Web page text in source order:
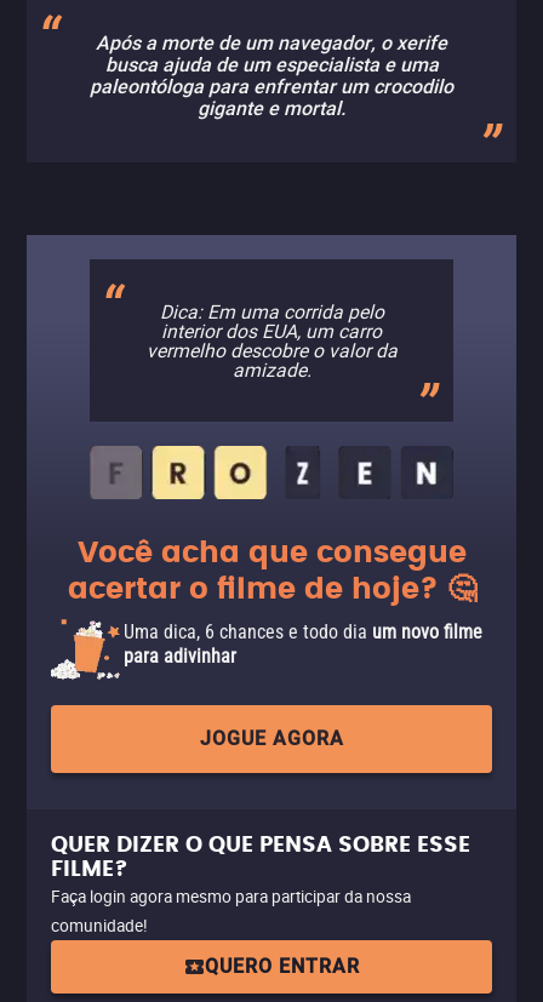
Após a morte de um navegador, o xerife
busca ajuda de um especialista e uma
paleontóloga para enfrentar um crocodilo
gigante e mortal.
Dica: Em uma corrida pelo
interior dos EUA, um carro
vermelho descobre o valor da
amizade.
Você acha que consegue
acertar o filme de hoje? 🤔
Uma dica, 6 chances e todo dia um novo filme
para adivinhar
JOGUE AGORA
QUER DIZER O QUE PENSA SOBRE ESSE
FILME?
Faça login agora mesmo para participar da nossa
comunidade!
QUERO ENTRAR